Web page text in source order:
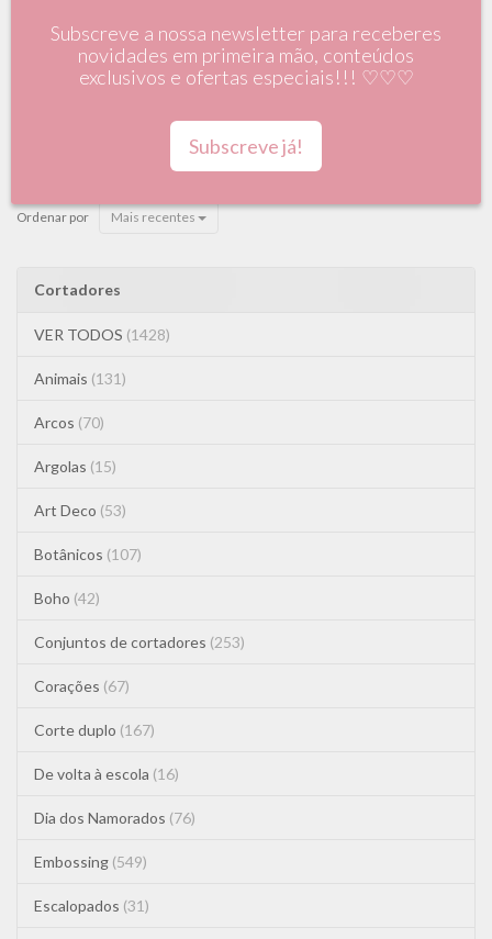
Halloween
Cortadores Halloween
Versões fofinhas ou assustadoras: tu decides! 👻👻👻
Ordenar por Mais recentes
Cortadores
VER TODOS (1428)
Animais (131)
Arcos (70)
Argolas (15)
Art Deco (53)
Botânicos (107)
Boho (42)
Conjuntos de cortadores (253)
Corações (67)
Corte duplo (167)
De volta à escola (16)
Dia dos Namorados (76)
Embossing (549)
Escalopados (31)
Subscreve a nossa newsletter para receberes
novidades em primeira mão, conteúdos
exclusivos e ofertas especiais!!! ♡♡♡
Subscreve já!